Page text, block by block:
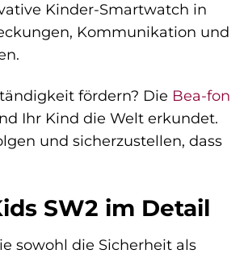
Kinder-Smartwatch in
Kommunikation und
fördern? Die Bea-fon
Ihr Kind die Welt erkundet.
und sicherzustellen, dass
SW2 im Detail
sowohl die Sicherheit als